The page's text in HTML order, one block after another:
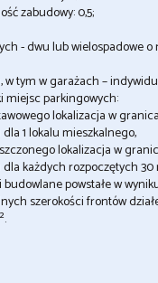
zabudowy: 0,5;
- dwu lub wielospadowe
w tym w garażach –
miejsc parkingowych:
lokalizacja w
1 lokalu mieszkalnego,
lokalizacja w
każdych rozpoczętych
budowlane powstałe w
szerokości frontów